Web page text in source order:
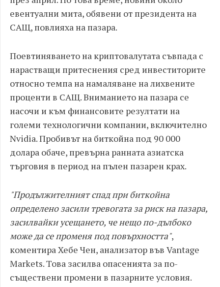
евентуални мита, обявени от президента на
САЩ, повлияха на пазара.
Поевтиняването на криптовалутата съвпада с
нарастващи притеснения сред инвеститорите
относно темпа на намаляване на лихвените
проценти в САЩ. Вниманието на пазара се
насочи и към финансовите резултати на
големи технологични компании, включително
Nvidia. Пробивът на биткойна под 90 000
долара обаче, превърна ранната азиатска
търговия в период на пълен пазарен крах.
"Продължителният спад при биткойна
определено засили тревогата за риск на пазара,
засилвайки усещането, че нещо по-дълбоко
може да се променя под повърхността",
коментира Хебе Чен, анализатор във Vantage
Markets. Това засилва опасенията за по-
съществени промени в пазарните условия.